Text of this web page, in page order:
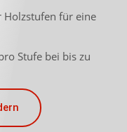
Holzstufen für eine
Stufe bei bis zu